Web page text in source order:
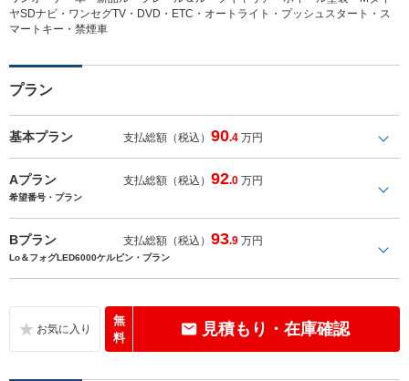
ヤSDナビ・ワンセグTV・DVD・ETC・オートライト・プッシュスタート・ス
マートキー・禁煙車
プラン
基本プラン 支払総額（税込）90.4 万円
Aプラン 支払総額（税込）92.0 万円
希望番号・プラン
Bプラン 支払総額（税込）93.9 万円
Lo＆フォグLED6000ケルビン・プラン
無
料
見積もり・在庫確認